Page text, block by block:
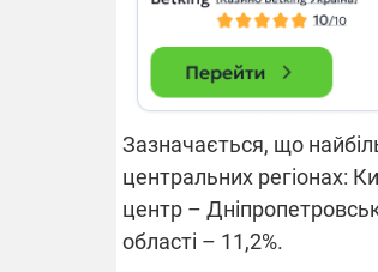
Зазначається, що
центральних регіонах:
центр –
області – 11,2%.